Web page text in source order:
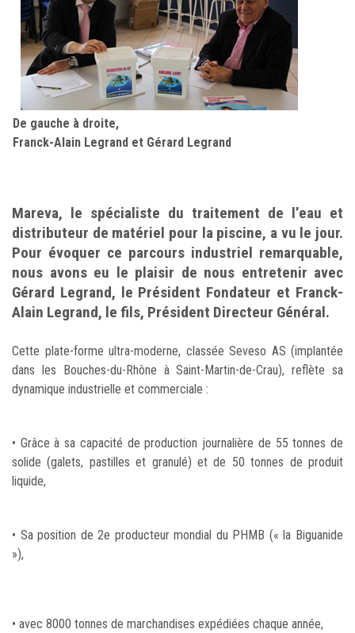
De gauche à droite,
Franck-Alain Legrand et Gérard Legrand
Mareva, le spécialiste du traitement de l’eau et
distributeur de matériel pour la piscine, a vu le jour.
Pour évoquer ce parcours industriel remarquable,
nous avons eu le plaisir de nous entretenir avec
Gérard Legrand, le Président Fondateur et Franck-
Alain Legrand, le fils, Président Directeur Général.
Cette plate-forme ultra-moderne, classée Seveso AS (implantée
dans les Bouches-du-Rhône à Saint-Martin-de-Crau), reflète sa
dynamique industrielle et commerciale :
• Grâce à sa capacité de production journalière de 55 tonnes de
solide (galets, pastilles et granulé) et de 50 tonnes de produit
liquide,
• Sa position de 2e producteur mondial du PHMB (« la Biguanide
»),
• avec 8000 tonnes de marchandises expédiées chaque année,